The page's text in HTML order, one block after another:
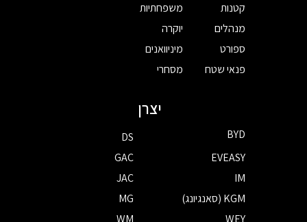
קטנות
מנהלים
ספורט
פנאי שטח
משפחתיות
יוקרה
מיניוואנים
מסחרי
יצרן
BYD
DS
EVEASY
GAC
IM
JAC
KGM (סאנגיונג)
MG
WEY
WM